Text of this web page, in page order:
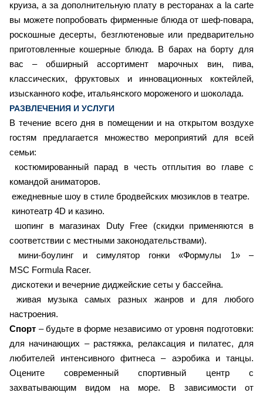
круиза, а за дополнительную плату в ресторанах a la carte
вы можете попробовать фирменные блюда от шеф-повара,
роскошные десерты, безглютеновые или предварительно
приготовленные кошерные блюда. В барах на борту для
вас – обширный ассортимент марочных вин, пива,
классических, фруктовых и инновационных коктейлей,
изысканного кофе, итальянского мороженого и шоколада.
РАЗВЛЕЧЕНИЯ И УСЛУГИ
В течение всего дня в помещении и на открытом воздухе
гостям предлагается множество мероприятий для всей
семьи:
костюмированный парад в честь отплытия во главе с
командой аниматоров.
ежедневные шоу в стиле бродвейских мюзиклов в театре.
кинотеатр 4D и казино.
шопинг в магазинах Duty Free (скидки применяются в
соответствии с местными законодательствами).
мини-боулинг и симулятор гонки «Формулы 1» –
MSC Formula Racer.
дискотеки и вечерние диджейские сеты у бассейна.
живая музыка самых разных жанров и для любого
настроения.
Спорт – будьте в форме независимо от уровня подготовки:
для начинающих – растяжка, релаксация и пилатес, для
любителей интенсивного фитнеса – аэробика и танцы.
Оцените современный спортивный центр с
захватывающим видом на море. В зависимости от